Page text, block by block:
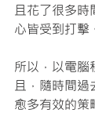
且花了很多
心皆受到打擊
所以，以電腦
且，隨時間
愈多有效的策